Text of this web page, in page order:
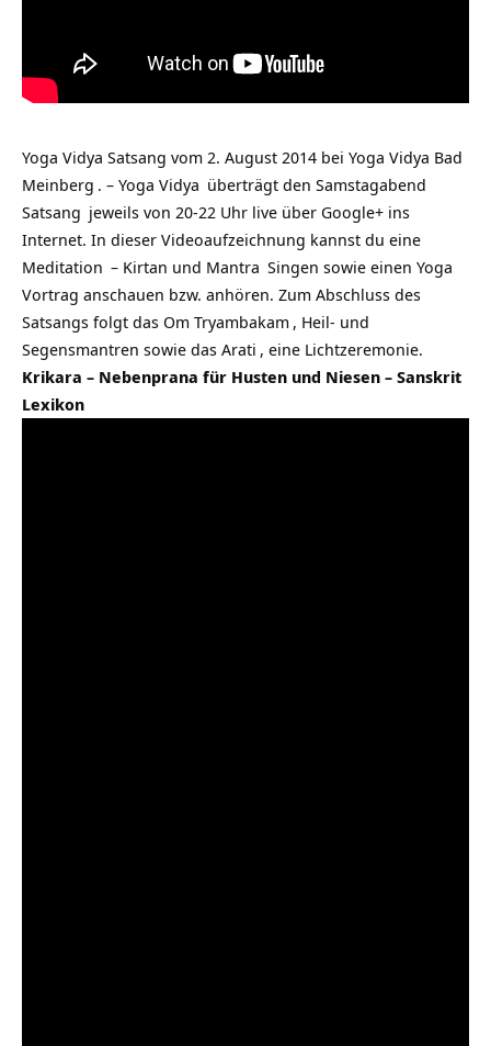
Yoga Vidya Satsang vom 2. August 2014 bei Yoga Vidya Bad
Meinberg . – Yoga Vidya überträgt den Samstagabend
Satsang jeweils von 20-22 Uhr live über Google+ ins
Internet. In dieser Videoaufzeichnung kannst du eine
Meditation – Kirtan und Mantra Singen sowie einen Yoga
Vortrag anschauen bzw. anhören. Zum Abschluss des
Satsangs folgt das Om Tryambakam , Heil- und
Segensmantren sowie das Arati , eine Lichtzeremonie.
Krikara – Nebenprana für Husten und Niesen – Sanskrit
Lexikon